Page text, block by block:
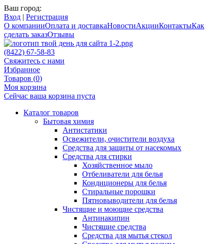
Ваш город:
Вход | Регистрация
О компанииОплата и доставкаНовостиАкцииКонтактыКак
сделать заказОтзывы
(8422) 67-58-83
Свяжитесь с нами
Избранное
Товаров (0)
Моя корзина
Сейчас ваша корзина пуста
Каталог товаров
Бытовая химия
Антистатики
Освежители, очистители воздуха
Средства для защиты от насекомых
Средства для стирки
Хозяйственное мыло
Отбеливатели для белья
Кондиционеры для белья
Стиральные порошки
Пятновыводители для белья
Чистящие и моющие средства
Антинакипин
Чистящие средства
Средства для мытья стекол